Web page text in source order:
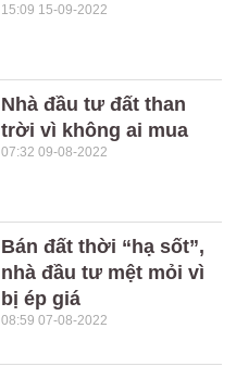
15:09 15-09-2022
Nhà đầu tư đất than
trời vì không ai mua
07:32 09-08-2022
Bán đất thời “hạ sốt”,
nhà đầu tư mệt mỏi vì
bị ép giá
08:59 07-08-2022